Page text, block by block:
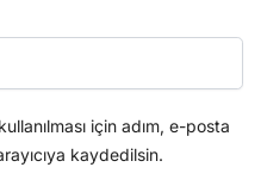
için adım, e-posta
kaydedilsin.